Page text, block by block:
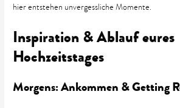
hier entstehen unvergessliche Momente.
Inspiration & Ablauf eures
Hochzeitstages
Morgens: Ankommen & Getting